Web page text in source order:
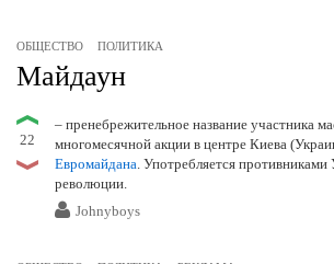
ОБЩЕСТВО ПОЛИТИКА
Майдаун
22
– пренебрежительное название участника
многомесячной акции в центре Киева
Евромайдана. Употребляется противниками
революции.
Johnyboys